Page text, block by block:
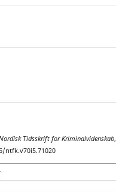
Tidsskrift for Kriminalvidenskab,
ntfk.v70i5.71020